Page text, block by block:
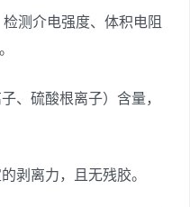
测介电强度、体积电阻
、硫酸根离子）含量，
剥离力，且无残胶。